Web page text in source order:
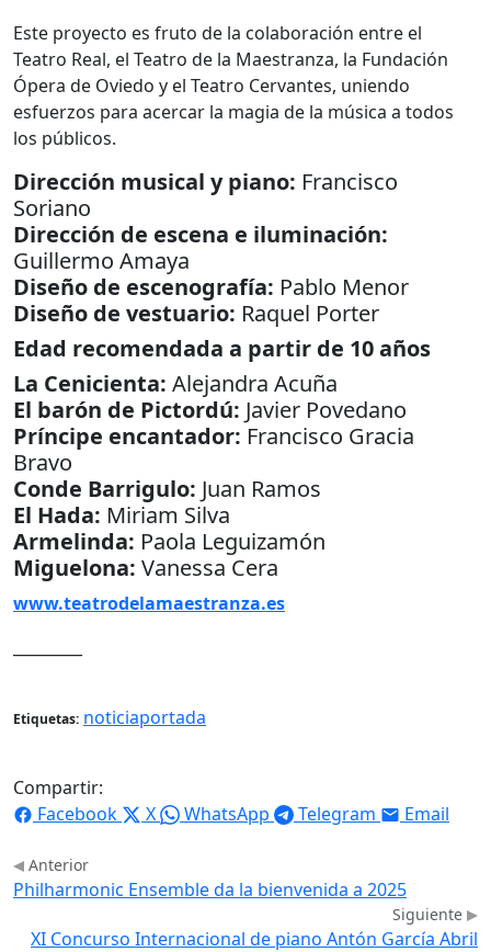
Este proyecto es fruto de la colaboración entre el
Teatro Real, el Teatro de la Maestranza, la Fundación
Ópera de Oviedo y el Teatro Cervantes, uniendo
esfuerzos para acercar la magia de la música a todos
los públicos.
Dirección musical y piano: Francisco
Soriano
Dirección de escena e iluminación:
Guillermo Amaya
Diseño de escenografía: Pablo Menor
Diseño de vestuario: Raquel Porter
Edad recomendada a partir de 10 años
La Cenicienta: Alejandra Acuña
El barón de Pictordú: Javier Povedano
Príncipe encantador: Francisco Gracia
Bravo
Conde Barrigulo: Juan Ramos
El Hada: Miriam Silva
Armelinda: Paola Leguizamón
Miguelona: Vanessa Cera
www.teatrodelamaestranza.es
Etiquetas: noticiaportada
Compartir:
Facebook
X WhatsApp Telegram Email
Anterior
Philharmonic Ensemble da la bienvenida a 2025
Siguiente
XI Concurso Internacional de piano Antón García Abril